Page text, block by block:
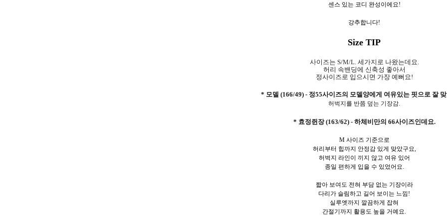
센스 있는 코디 완성이에요!
강추합니다!
Size TIP
사이즈는 S/M/L. 세가지로 나왔는데요.
허리 속밴딩에 신축성 좋아서
정사이즈로 입으시면 가장 예뻐요!
* 모델 (166/49) - 정55사이즈의 모델양에게 여유있는 핏으로 잘
허벅지를 반쯤 덮는 기장감.
* 효정쥔장 (163/62) - 하체비만의 66사이즈인데요.
M 사이즈 기준으로
허리부터 힙까지 안정감 있게 맞았구요,
허벅지 라인이 끼지 않고 여유 있어
종일 편하게 입을 수 있었어요.
짧아 보여도 전혀 부담 없는 기장이라
다리가 슬림하고 길어 보이는 느낌!
실루엣까지 깔끔하게 잡혀
간절기까지 활용도 높을 거예요.